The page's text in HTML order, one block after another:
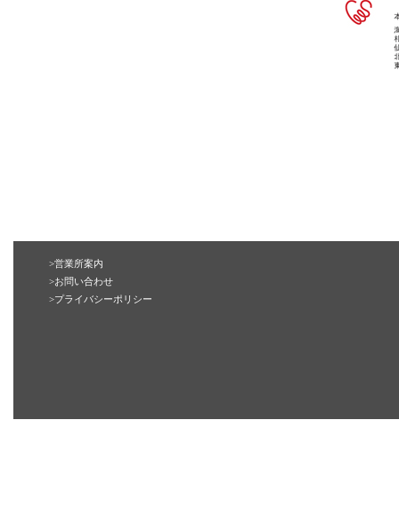
>営業所案内
>お問い合わせ
>プライバシーポリシー